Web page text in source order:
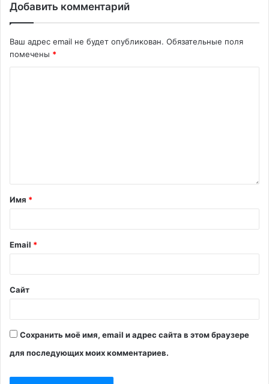
Добавить комментарий
Ваш адрес email не будет опубликован. Обязательные поля
помечены *
Имя *
Email *
Сайт
Сохранить моё имя, email и адрес сайта в этом браузере
для последующих моих комментариев.